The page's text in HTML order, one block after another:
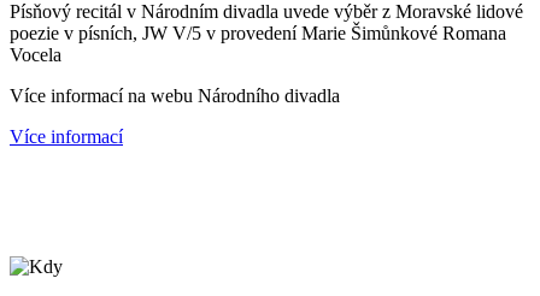
Písňový recitál v Národním divadla uvede výběr z Moravské lidové
poezie v písních, JW V/5 v provedení Marie Šimůnkové Romana
Vocela
Více informací na webu Národního divadla
Více informací